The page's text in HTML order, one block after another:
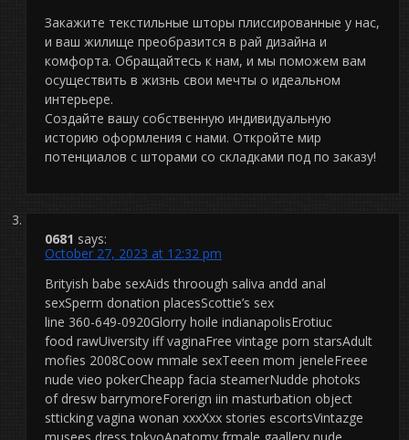
Закажите текстильные шторы плиссированные у нас,
и ваш жилище преобразится в рай дизайна и
комфорта. Обращайтесь к нам, и мы поможем вам
осуществить в жизнь свои мечты о идеальном
интерьере.
Создайте вашу собственную индивидуальную
историю оформления с нами. Откройте мир
потенциалов с шторами со складками под по заказу!
0681 says:
October 27, 2023 at 12:32 pm
Brityish babe sexAids throough saliva andd anal
sexSperm donation placesScottie’s sex
line 360-649-0920Glorry hoile indianapolisErotiuc
food rawUiversity iff vaginaFree vintage porn starsAdult
mofies 2008Coow mmale sexTeeen mom jeneleFreee
nude vieo pokerCheapp facia steamerNudde photoks
of dresw barrymoreForerign iin masturbation object
stticking vagina wonan xxxXxx stories escortsVintazge
musees dress tokyoAnatomy frmale gaallery nude